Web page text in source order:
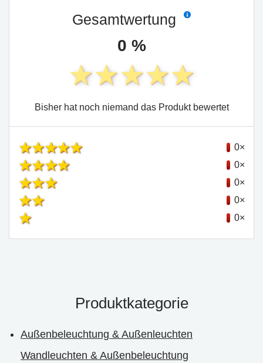
Gesamtwertung
0 %
Bisher hat noch niemand das Produkt bewertet
0×
0×
0×
0×
0×
Produktkategorie
Außenbeleuchtung & Außenleuchten
Wandleuchten & Außenbeleuchtung